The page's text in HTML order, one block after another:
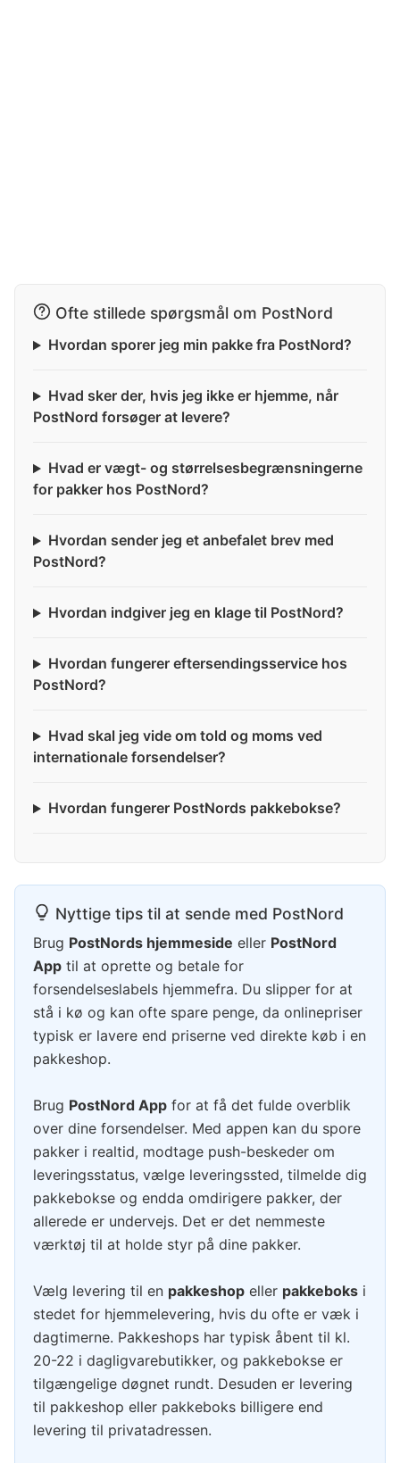
Ofte stillede spørgsmål om PostNord
Hvordan sporer jeg min pakke fra PostNord?
Hvad sker der, hvis jeg ikke er hjemme, når
PostNord forsøger at levere?
Hvad er vægt- og størrelsesbegrænsningerne
for pakker hos PostNord?
Hvordan sender jeg et anbefalet brev med
PostNord?
Hvordan indgiver jeg en klage til PostNord?
Hvordan fungerer eftersendingsservice hos
PostNord?
Hvad skal jeg vide om told og moms ved
internationale forsendelser?
Hvordan fungerer PostNords pakkebokse?
Nyttige tips til at sende med PostNord
Brug PostNords hjemmeside eller PostNord
App til at oprette og betale for
forsendelseslabels hjemmefra. Du slipper for at
stå i kø og kan ofte spare penge, da onlinepriser
typisk er lavere end priserne ved direkte køb i en
pakkeshop.
Brug PostNord App for at få det fulde overblik
over dine forsendelser. Med appen kan du spore
pakker i realtid, modtage push-beskeder om
leveringsstatus, vælge leveringssted, tilmelde dig
pakkebokse og endda omdirigere pakker, der
allerede er undervejs. Det er det nemmeste
værktøj til at holde styr på dine pakker.
Vælg levering til en pakkeshop eller pakkeboks i
stedet for hjemmelevering, hvis du ofte er væk i
dagtimerne. Pakkeshops har typisk åbent til kl.
20-22 i dagligvarebutikker, og pakkebokse er
tilgængelige døgnet rundt. Desuden er levering
til pakkeshop eller pakkeboks billigere end
levering til privatadressen.